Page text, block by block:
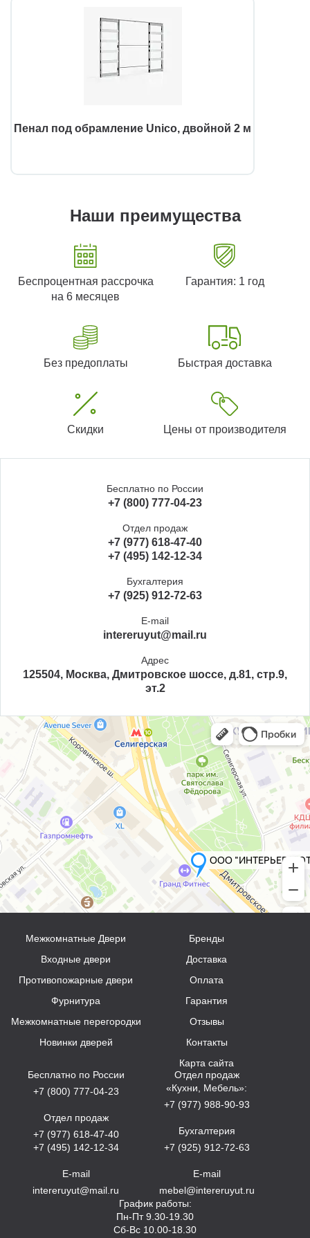
Пенал под обрамление Unico, двойной 2 м
Наши преимущества
Беспроцентная рассрочка
на 6 месяцев
Гарантия: 1 год
Без предоплаты Быстрая доставка
Скидки Цены от производителя
Бесплатно по России
+7 (800) 777-04-23
Отдел продаж
+7 (977) 618-47-40
+7 (495) 142-12-34
Бухгалтерия
+7 (925) 912-72-63
E-mail
intereruyut@mail.ru
Адрес
125504, Москва, Дмитровское шоссе, д.81, стр.9,
эт.2
Межкомнатные Двери
Входные двери
Противопожарные двери
Фурнитура
Межкомнатные перегородки
Новинки дверей
Бренды
Доставка
Оплата
Гарантия
Отзывы
Контакты
Карта сайта
Бесплатно по России
+7 (800) 777-04-23
Отдел продаж
+7 (977) 618-47-40
+7 (495) 142-12-34
E-mail
intereruyut@mail.ru
Отдел продаж
«Кухни, Мебель»:
+7 (977) 988-90-93
Бухгалтерия
+7 (925) 912-72-63
E-mail
mebel@intereruyut.ru
График работы:
Пн-Пт 9.30-19.30
Сб-Вс 10.00-18.30